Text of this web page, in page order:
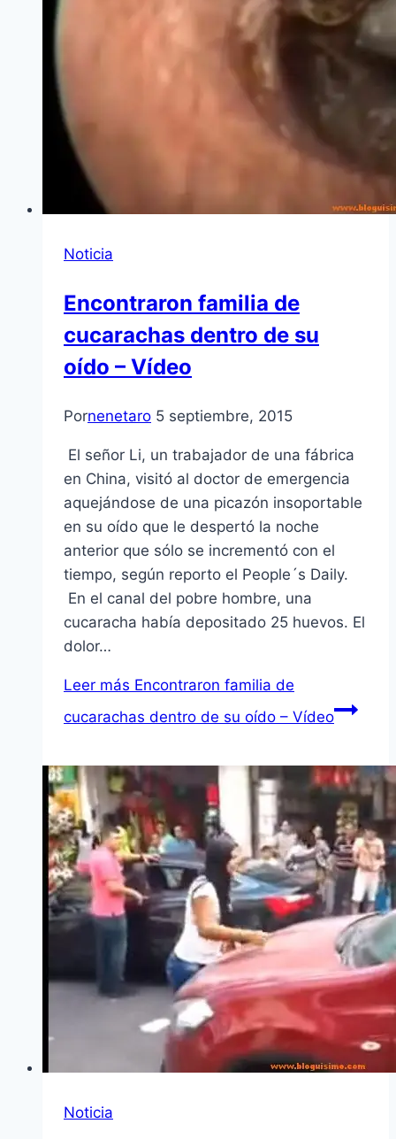
Noticia
Encontraron familia de
cucarachas dentro de su
oído – Vídeo
Pornenetaro 5 septiembre, 2015
El señor Li, un trabajador de una fábrica
en China, visitó al doctor de emergencia
aquejándose de una picazón insoportable
en su oído que le despertó la noche
anterior que sólo se incrementó con el
tiempo, según reporto el People´s Daily.
En el canal del pobre hombre, una
cucaracha había depositado 25 huevos. El
dolor…
Leer más Encontraron familia de
cucarachas dentro de su oído – Vídeo
Noticia